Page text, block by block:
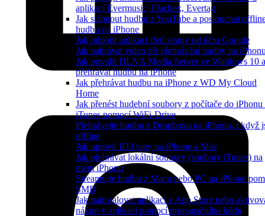
aplikací Evermusic, Flacbox, Evertag
Jak stáhnout hudbu z YouTube a poslouchat
hudbu na iPhone
Jak odpojit aplikaci třetí strany od účtu Google
Jak nahrávat video při přehrávání hudby na
Jak povolit DLNA Media Server ve Windows 10 a
přehrávat hudbu na iPhone
Jak přehrávat hudbu na iPhone z WD My Cloud
Home
Jak přenést hudební soubory z počítače do iPhonu
iTunes pomocí WiFi-Drive
Přehrávejte hudbu z Dropboxu na iPhonu, i když
offline
Jak upravit ID3 tagy na iPhone a Mac
Jak přehrávat lokální soubory (soubory iTunes) na
mém iPhonu
Streamujte hudbu z Macu nebo PC na iPhone
SMB
Jak nainstalovat aplikaci z App Store nebo
nákup v aplikaci pomocí propagačního kódu